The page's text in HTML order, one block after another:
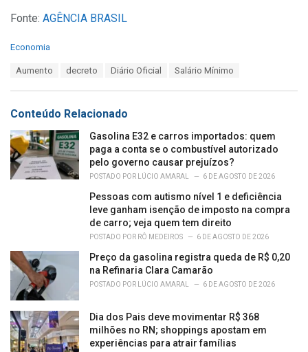
Fonte: AGÊNCIA BRASIL
C
o
r
i
e
s
:
Economia
:
Aumento decreto Diário Oficial Salário Mínimo
Conteúdo Relacionado
Gasolina E32 e carros importados: quem
paga a conta se o combustível autorizado
pelo governo causar prejuízos?
POSTADO POR LÚCIO AMARAL 6 DE AGOSTO DE 2026
Pessoas com autismo nível 1 e deficiência
leve ganham isenção de imposto na compra
de carro; veja quem tem direito
POSTADO POR RÔ MEDEIROS 6 DE AGOSTO DE 2026
Preço da gasolina registra queda de R$ 0,20
na Refinaria Clara Camarão
POSTADO POR LÚCIO AMARAL 6 DE AGOSTO DE 2026
Dia dos Pais deve movimentar R$ 368
milhões no RN; shoppings apostam em
experiências para atrair famílias